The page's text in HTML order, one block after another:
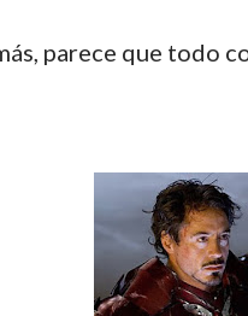
parece que todo